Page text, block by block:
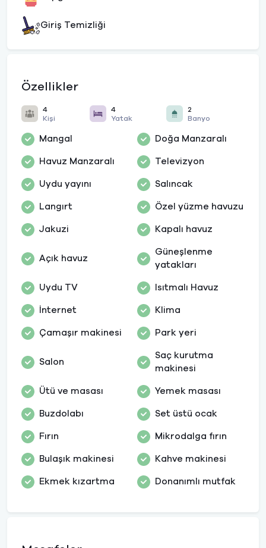
Giriş Temizliği
Özellikler
4
Kişi
4
Yatak
2
Banyo
Mangal Doğa Manzaralı
Havuz Manzaralı Televizyon
Uydu yayını Salıncak
Langırt Özel yüzme havuzu
Jakuzi Kapalı havuz
Açık havuz
Güneşlenme
yatakları
Uydu TV Isıtmalı Havuz
İnternet Klima
Çamaşır makinesi Park yeri
Salon
Saç kurutma
makinesi
Ütü ve masası Yemek masası
Buzdolabı Set üstü ocak
Fırın Mikrodalga fırın
Bulaşık makinesi Kahve makinesi
Ekmek kızartma Donanımlı mutfak